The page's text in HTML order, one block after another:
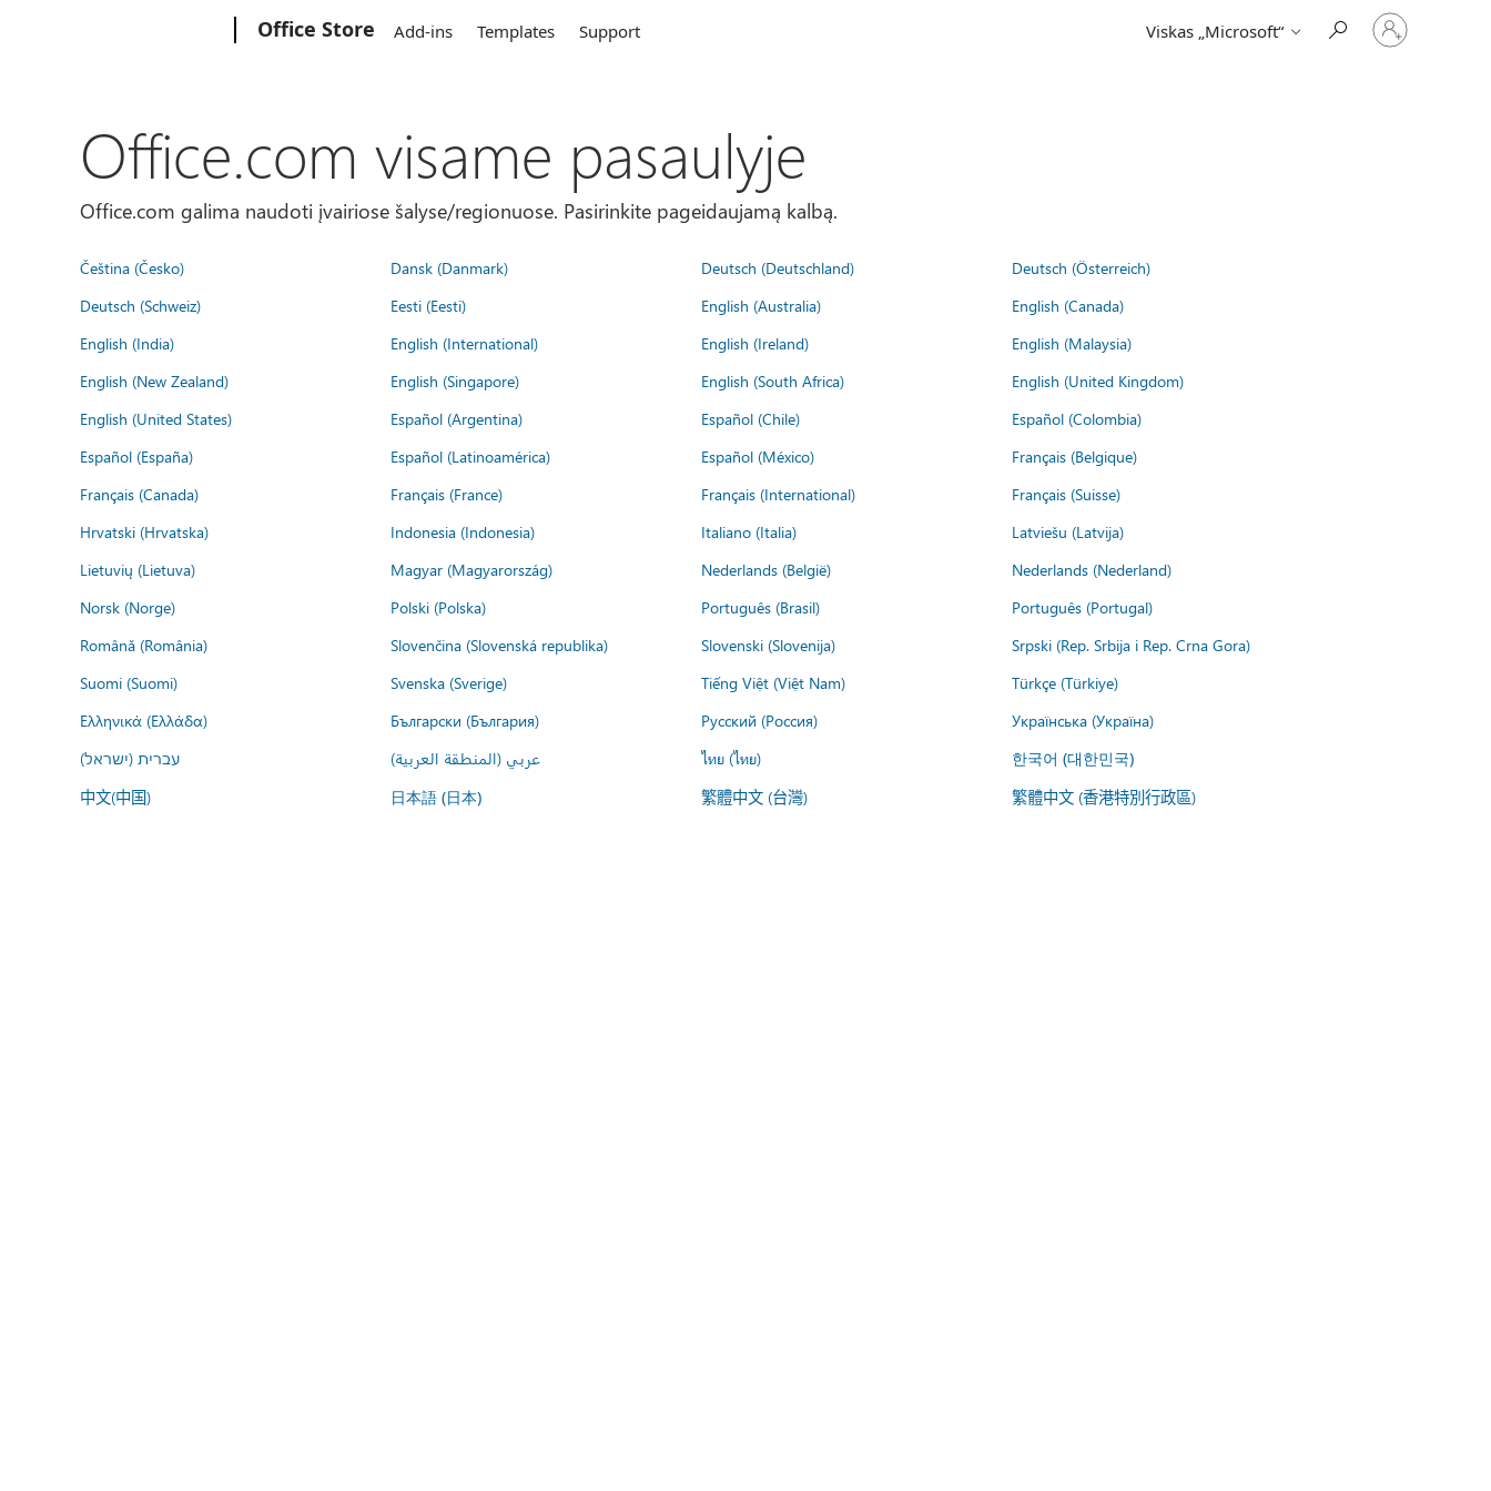
Office Store Add-ins Templates Support Viskas „Microsoft“
Prisijunkite
prie
paskyros
Office.com visame pasaulyje
Office.com galima naudoti įvairiose šalyse/regionuose. Pasirinkite pageidaujamą kalbą.
Čeština (Česko) Dansk (Danmark) Deutsch (Deutschland)
Deutsch (Österreich)
Deutsch (Schweiz)
Eesti (Eesti) English (Australia)
English (Canada)
English (India)
English (International) English (Ireland)
English (Malaysia)
English (New Zealand)
English (Singapore) English (South Africa)
English (United Kingdom)
English (United States)
Español (Argentina) Español (Chile)
Español (Colombia)
Español (España)
Español (Latinoamérica) Español (México)
Français (Belgique)
Français (Canada)
Français (France) Français (International)
Français (Suisse)
Hrvatski (Hrvatska)
Indonesia (Indonesia) Italiano (Italia)
Latviešu (Latvija)
Lietuvių (Lietuva)
Magyar (Magyarország) Nederlands (België)
Nederlands (Nederland)
Norsk (Norge)
Polski (Polska) Português (Brasil)
Português (Portugal)
Română (România)
Slovenčina (Slovenská republika) Slovenski (Slovenija)
Srpski (Rep. Srbija i Rep. Crna Gora)
Suomi (Suomi)
Svenska (Sverige) Tiếng Việt (Việt Nam)
Türkçe (Türkiye)
Ελληνικά (Ελλάδα)
Български (България) Русский (Россия)
Українська (Україна)
עברית (ישראל)
عربي (المنطقة العربية) ไทย (ไทย) 한국어 (대한민국)
中文(中国) 日本語 (日本) 繁體中文 (台灣) 繁體中文 (香港特別行政區)